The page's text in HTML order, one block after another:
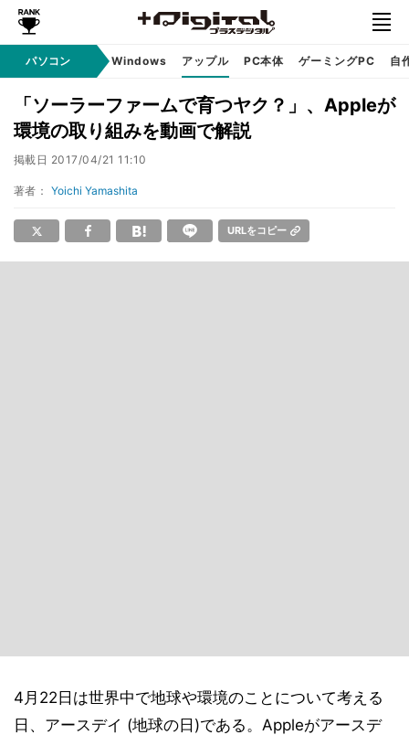
パソコン Windows アップル PC本体 ゲーミングPC 自
「ソーラーファームで育つヤク？」、Appleが
環境の取り組みを動画で解説
掲載日 2017/04/21 11:10
著者： Yoichi Yamashita
URLをコピー
4月22日は世界中で地球や環境のことについて考える
日、アースデイ (地球の日)である。Appleがアースデ